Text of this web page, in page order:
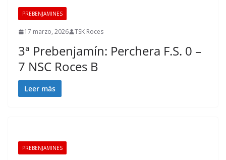
PREBENJAMINES
17 marzo, 2026 TSK Roces
3ª Prebenjamín: Perchera F.S. 0 –
7 NSC Roces B
Leer más
PREBENJAMINES